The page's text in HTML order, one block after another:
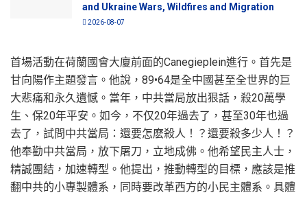
and Ukraine Wars, Wildfires and Migration
2026-08-07
首場活動在荷蘭國會大廈前面的Canegieplein進行。首先是
甘向陽作主題發言。他說，89•64是全中國甚至全世界的巨
大悲痛和永久遺憾。當年，中共當局放出狠話，殺20萬學
生、保20年平安。如今，不仅20年過去了，甚至30年也過
去了，試問中共當局：還要怎麽殺人！？還要殺多少人！？
他奉勸中共當局，放下屠刀，立地成佛。他希望民主人士，
精誠團結，加速轉型。他提出，推動轉型的目標，應該是推
翻中共的小專製體系，同時要改革西方的小民主體系。具體